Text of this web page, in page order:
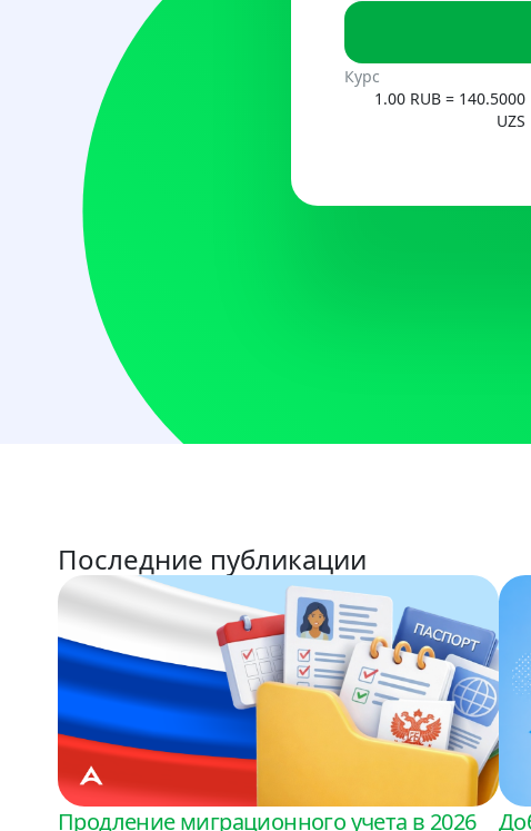
Узбекистан
UZS
Курс
1.00 RUB = 140.5000
UZS
Последние публикации
Продление миграционного учета в 2026